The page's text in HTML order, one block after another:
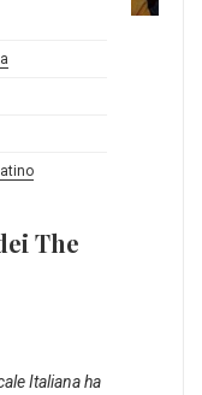
The
Italiana ha